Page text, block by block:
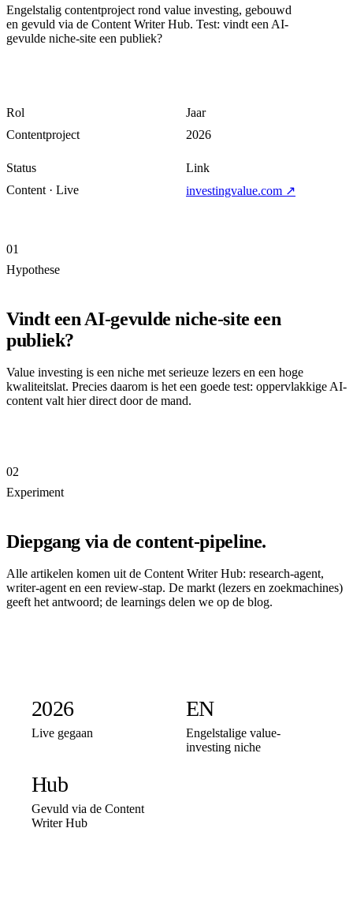
Engelstalig contentproject rond value investing, gebouwd
en gevuld via de Content Writer Hub. Test: vindt een AI-
gevulde niche-site een publiek?
Rol
Contentproject
Jaar
2026
Status
Content · Live
Link
investingvalue.com ↗
01
Hypothese
Vindt een AI-gevulde niche-site een
publiek?
Value investing is een niche met serieuze lezers en een hoge
kwaliteitslat. Precies daarom is het een goede test: oppervlakkige AI-
content valt hier direct door de mand.
02
Experiment
Diepgang via de content-pipeline.
Alle artikelen komen uit de Content Writer Hub: research-agent,
writer-agent en een review-stap. De markt (lezers en zoekmachines)
geeft het antwoord; de learnings delen we op de blog.
2026
Live gegaan
EN
Engelstalige value-
investing niche
Hub
Gevuld via de Content
Writer Hub